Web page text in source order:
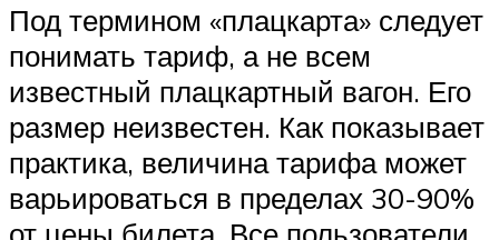
Под термином «плацкарта» следует
понимать тариф, а не всем
известный плацкартный вагон. Его
размер неизвестен. Как показывает
практика, величина тарифа может
варьироваться в пределах 30-90%